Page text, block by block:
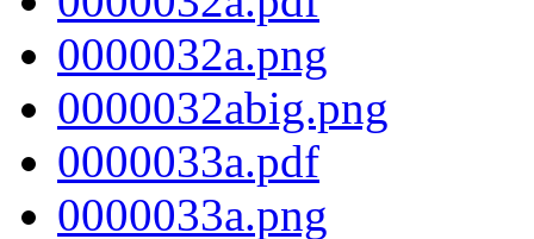
0000032a.png
0000032abig.png
0000033a.pdf
0000033a.png